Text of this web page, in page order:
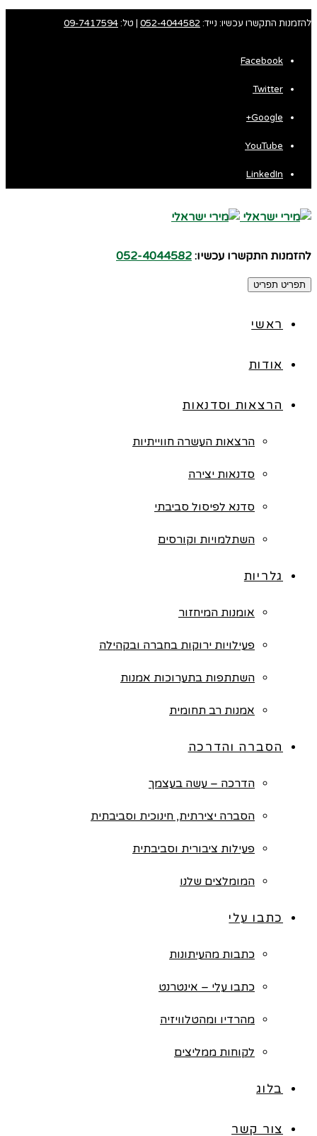
להזמנות התקשרו עכשיו: נייד: 052-4044582 | טל:09-7417594
Facebook
Twitter
Google+
YouTube
LinkedIn
להזמנות התקשרו עכשיו: 052-4044582
תפריט תפריט
ראשי
אודות
הרצאות וסדנאות
הרצאות העשרה חווייתיות
סדנאות יצירה
סדנא לפיסול סביבתי
השתלמויות וקורסים
גלריות
אומנות המיחזור
פעילויות ירוקות בחברה ובקהילה
השתתפות בתערוכות אמנות
אמנות רב תחומית
הסברה והדרכה
הדרכה – עשה בעצמך
הסברה יצירתית, חינוכית וסביבתית
פעילות ציבורית וסביבתית
המומלצים שלנו
כתבו עלי
כתבות מהעיתונות
כתבו עלי – אינטרנט
מהרדיו ומהטלוויזיה
לקוחות ממליצים
בלוג
צור קשר